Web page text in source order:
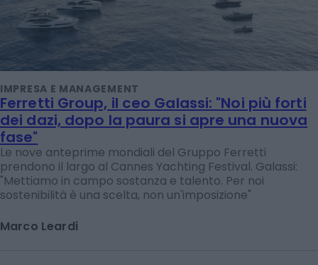
IMPRESA E MANAGEMENT
Ferretti Group, il ceo Galassi: "Noi più forti
dei dazi, dopo la paura si apre una nuova
fase"
Le nove anteprime mondiali del Gruppo Ferretti
prendono il largo al Cannes Yachting Festival. Galassi:
"Mettiamo in campo sostanza e talento. Per noi
sostenibilità è una scelta, non un'imposizione"
Marco Leardi